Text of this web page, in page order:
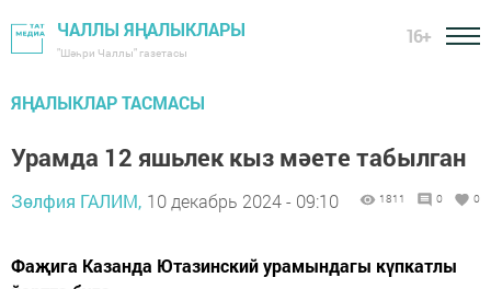
ЧАЛЛЫ ЯҢАЛЫКЛАРЫ
"Шәһри Чаллы" газетасы
16+
ЯҢАЛЫКЛАР ТАСМАСЫ
Урамда 12 яшьлек кыз мәете табылган
Зөлфия ГАЛИМ, 10 декабрь 2024 - 09:10 1811 0 0
Фаҗига Казанда Ютазинский урамындагы күпкатлы